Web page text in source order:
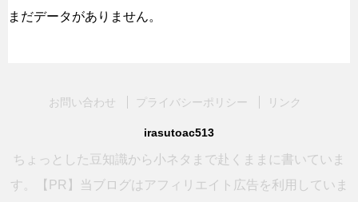
まだデータがありません。
お問い合わせ プライバシーポリシー リンク
irasutoac513
ちょっとした豆知識から小ネタまで赴くままに書いていま
す。【PR】当ブログはアフィリエイト広告を利用していま